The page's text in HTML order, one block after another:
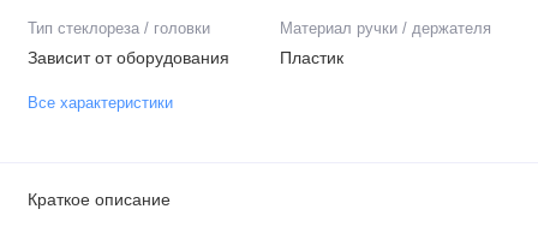
Тип стеклореза / головки
Зависит от оборудования
Материал ручки / держателя
Пластик
Все характеристики
Краткое описание